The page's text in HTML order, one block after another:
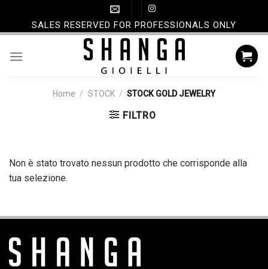
content
SALES RESERVED FOR PROFESSIONALS ONLY
Home / STOCK / STOCK GOLD JEWELRY
FILTRO
Non è stato trovato nessun prodotto che corrisponde alla
tua selezione.